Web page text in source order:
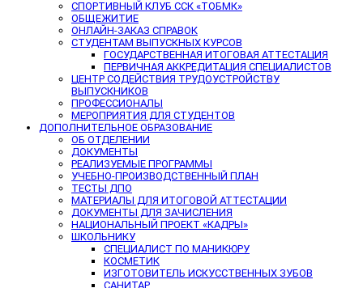
СПОРТИВНЫЙ КЛУБ ССК «ТОБМК»
ОБЩЕЖИТИЕ
ОНЛАЙН-ЗАКАЗ СПРАВОК
СТУДЕНТАМ ВЫПУСКНЫХ КУРСОВ
ГОСУДАРСТВЕННАЯ ИТОГОВАЯ АТТЕСТАЦИЯ
ПЕРВИЧНАЯ АККРЕДИТАЦИЯ СПЕЦИАЛИСТОВ
ЦЕНТР СОДЕЙСТВИЯ ТРУДОУСТРОЙСТВУ
ВЫПУСКНИКОВ
ПРОФЕССИОНАЛЫ
МЕРОПРИЯТИЯ ДЛЯ СТУДЕНТОВ
ДОПОЛНИТЕЛЬНОЕ ОБРАЗОВАНИЕ
ОБ ОТДЕЛЕНИИ
ДОКУМЕНТЫ
РЕАЛИЗУЕМЫЕ ПРОГРАММЫ
УЧЕБНО-ПРОИЗВОДСТВЕННЫЙ ПЛАН
ТЕСТЫ ДПО
МАТЕРИАЛЫ ДЛЯ ИТОГОВОЙ АТТЕСТАЦИИ
ДОКУМЕНТЫ ДЛЯ ЗАЧИСЛЕНИЯ
НАЦИОНАЛЬНЫЙ ПРОЕКТ «КАДРЫ»
ШКОЛЬНИКУ
СПЕЦИАЛИСТ ПО МАНИКЮРУ
КОСМЕТИК
ИЗГОТОВИТЕЛЬ ИСКУССТВЕННЫХ ЗУБОВ
САНИТАР